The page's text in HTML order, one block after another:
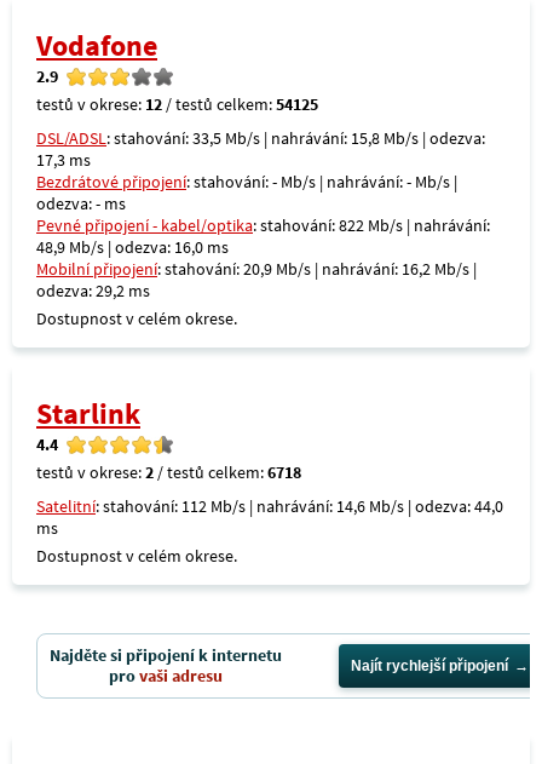
Vodafone
2.9
testů v okrese: 12 / testů celkem:54125
DSL/ADSL: stahování: 33,5 Mb/s | nahrávání: 15,8 Mb/s | odezva:
17,3 ms
Bezdrátové připojení: stahování: - Mb/s | nahrávání: - Mb/s |
odezva: - ms
Pevné připojení - kabel/optika: stahování: 822 Mb/s | nahrávání:
48,9 Mb/s | odezva: 16,0 ms
Mobilní připojení: stahování: 20,9 Mb/s | nahrávání: 16,2 Mb/s |
odezva: 29,2 ms
Dostupnost v celém okrese.
Starlink
4.4
testů v okrese:2 / testů celkem:6718
Satelitní: stahování: 112 Mb/s | nahrávání: 14,6 Mb/s | odezva: 44,0
ms
Dostupnost v celém okrese.
Najděte si připojení k internetu
provaši adresu Najít rychlejší připojení